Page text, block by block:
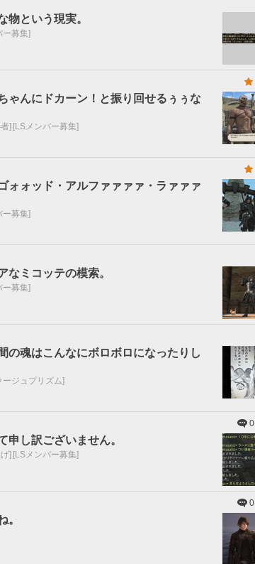
物という現実。
ー募集]
ゃんにドカーン！と振り回せるぅぅな
] [LSメンバー募集]
ォッド・アルファァァァ・ラァァァ
ー募集]
なミコッテの模索。
ー募集]
の魂はこんなにボロボロになったりし
ージュプリズム]
0
申し訳ございません。
] [LSメンバー募集]
0
。